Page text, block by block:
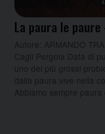
La paura le
Autore: ARMANDO
Cagli Pergola Data di
uno dei più grossi
dalla paura vive nella
Abbiamo sempre paura